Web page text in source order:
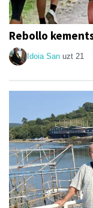
Rebollo
Idoia San uzt 21